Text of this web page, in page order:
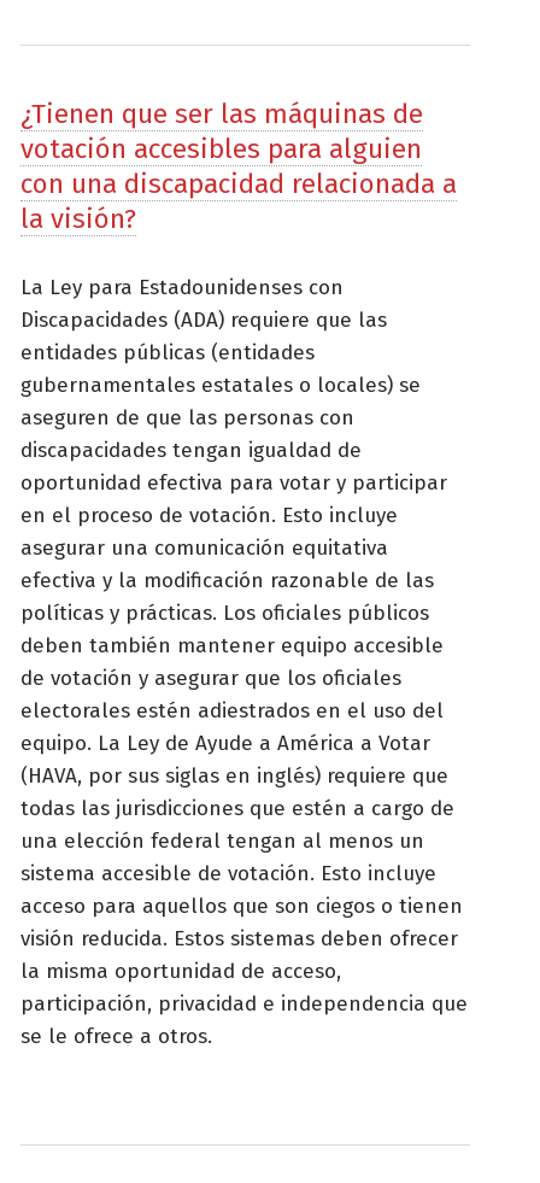
¿Tienen que ser las máquinas de
votación accesibles para alguien
con una discapacidad relacionada a
la visión?
La Ley para Estadounidenses con
Discapacidades (ADA) requiere que las
entidades públicas (entidades
gubernamentales estatales o locales) se
aseguren de que las personas con
discapacidades tengan igualdad de
oportunidad efectiva para votar y participar
en el proceso de votación. Esto incluye
asegurar una comunicación equitativa
efectiva y la modificación razonable de las
políticas y prácticas. Los oficiales públicos
deben también mantener equipo accesible
de votación y asegurar que los oficiales
electorales estén adiestrados en el uso del
equipo. La Ley de Ayude a América a Votar
(HAVA, por sus siglas en inglés) requiere que
todas las jurisdicciones que estén a cargo de
una elección federal tengan al menos un
sistema accesible de votación. Esto incluye
acceso para aquellos que son ciegos o tienen
visión reducida. Estos sistemas deben ofrecer
la misma oportunidad de acceso,
participación, privacidad e independencia que
se le ofrece a otros.